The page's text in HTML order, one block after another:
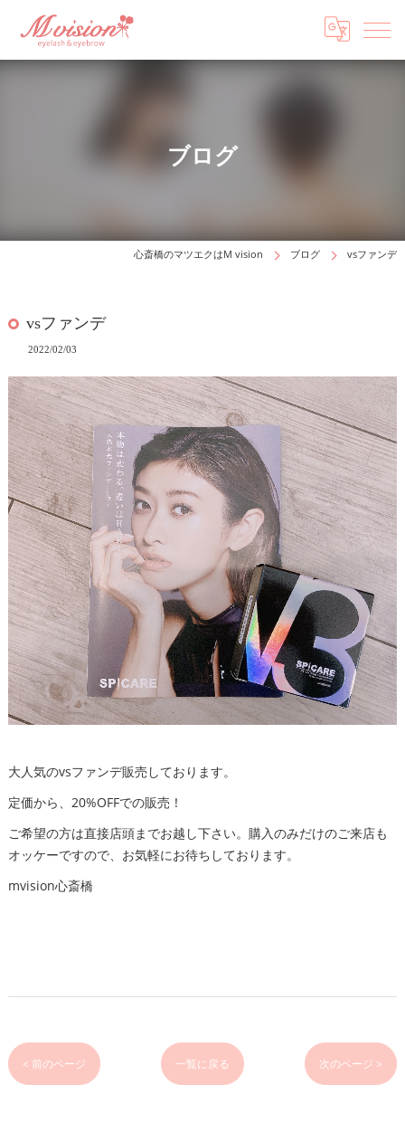
ブログ
心斎橋のマツエクはM vision ブログ vsファンデ
vsファンデ
2022/02/03
大人気のvsファンデ販売しております。
定価から、20%OFFでの販売！
ご希望の方は直接店頭までお越し下さい。購入のみだけのご来店も
オッケーですので、お気軽にお待ちしております。
mvision心斎橋
< 前のページ 一覧に戻る 次のページ >